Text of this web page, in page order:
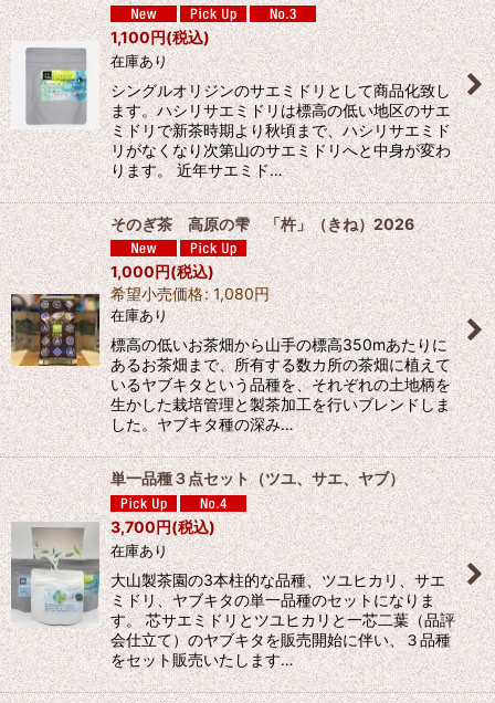
1,100円(税込)
在庫あり
シングルオリジンのサエミドリとして商品化致し
ます。ハシリサエミドリは標高の低い地区のサエ
ミドリで新茶時期より秋頃まで、ハシリサエミド
リがなくなり次第山のサエミドリへと中身が変わ
ります。 近年サエミド…
そのぎ茶 高原の雫 「杵」（きね）2026
1,000円(税込)
希望小売価格: 1,080円
在庫あり
標高の低いお茶畑から山手の標高350mあたりに
あるお茶畑まで、所有する数カ所の茶畑に植えて
いるヤブキタという品種を、それぞれの土地柄を
生かした栽培管理と製茶加工を行いブレンドしま
した。ヤブキタ種の深み…
単一品種３点セット（ツユ、サエ、ヤブ）
3,700円(税込)
在庫あり
大山製茶園の3本柱的な品種、ツユヒカリ、サエ
ミドリ、ヤブキタの単一品種のセットになりま
す。 芯サエミドリとツユヒカリと一芯二葉（品評
会仕立て）のヤブキタを販売開始に伴い、３品種
をセット販売いたします…